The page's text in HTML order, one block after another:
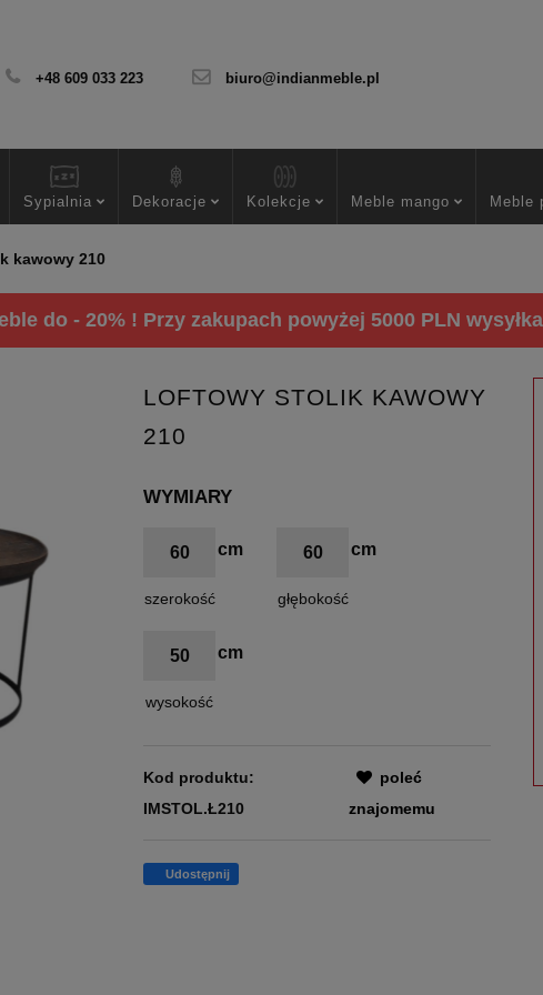
+48 609 033 223 biuro@indianmeble.pl
Sypialnia Dekoracje Kolekcje Meble mango Meble
kawowy 210
do - 20% ! Przy zakupach powyżej 5000 PLN
LOFTOWY STOLIK KAWOWY
210
WYMIARY
60
szerokość
60
głębokość
50
wysokość
Kod produktu:
IMSTOL.Ł210
poleć
znajomemu
Udostępnij